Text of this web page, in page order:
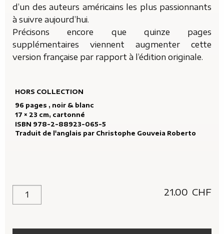
d’un des auteurs américains les plus passionnants
à suivre aujourd’hui.
Précisons encore que quinze pages
supplémentaires viennent augmenter cette
version française par rapport à l’édition originale.
HORS COLLECTION
96 pages , noir & blanc
17 × 23 cm, cartonné
ISBN 978-2-88923-065-5
Traduit de l'anglais par Christophe Gouveia Roberto
quantité de La Colère de Poséidon 21.00 CHF